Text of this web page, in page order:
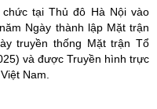
tại Thủ đô Hà Nội vào
Ngày thành lập Mặt trận
truyền thống Mặt trận Tổ
và được Truyền hình trực
Nam.